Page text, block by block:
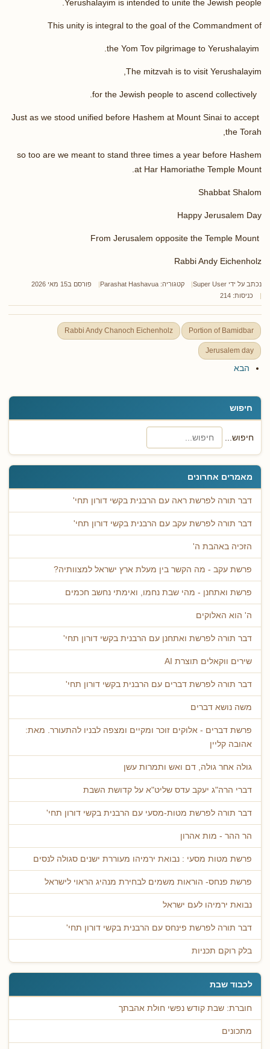
חיפוש
חיפוש...
מאמרים אחרונים
דבר תורה לפרשת ראה עם הרבנית בקשי דורון תחי'
דבר תורה לפרשת עקב עם הרבנית בקשי דורון תחי'
הזכיה באהבת ה'
פרשת עקב - מה הקשר בין מעלת ארץ ישראל למצוותיה?
פרשת ואתחנן - מהי שבת נחמו, ואימתי נחשב חכמים
ה' הוא האלוקים
דבר תורה לפרשת ואתחנן עם הרבנית בקשי דורון תחי'
שירים ווקאלים תוצרת AI
דבר תורה לפרשת דברים עם הרבנית בקשי דורון תחי'
משה נושא דברים
פרשת דברים - אלוקים זוכר ומקיים ומצפה לבניו להתעורר. מאת:
אהובה קליין
גולה אחר גולה, דם ואש ותמרות עשן
דברי הרה"ג יעקב עדס שליט"א על קדושת השבת
דבר תורה לפרשת מטות-מסעי עם הרבנית בקשי דורון תחי'
הר ההר - מות אהרון
פרשת מטות מסעי : נבואת ירמיהו מעוררת ישנים סגולה לנסים
פרשת פנחס- הוראות משמים לבחירת מנהיג הראוי לישראל
נבואת ירמיהו לעם ישראל
דבר תורה לפרשת פינחס עם הרבנית בקשי דורון תחי'
בלק רוקם תכניות
לכבוד שבת
חוברת: שבת קודש נפשי חולת אהבתך
מתכונים
Yerushalayim is intended to unite the Jewish people.
This unity is integral to the goal of the Commandment of
The mitzvah is to visit Yerushalayim,
Just as we stood unified before Hashem at Mount Sinai to accept
the Torah,
so too are we meant to stand three times a year before Hashem
at Har Hamoriathe Temple Mount.
Shabbat Shalom
Happy Jerusalem Day
Rabbi Andy Eichenholz
נכתב על ידי Super User קטגוריה: Parashat Hashavua
פורסם ב15 מאי 2026
כניסות: 214
Portion of Bamidbar
Rabbi Andy Chanoch Eichenholz
Jerusalem day
הבא